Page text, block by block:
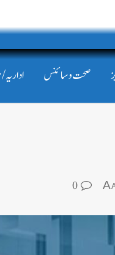
صحت و سائنس
A